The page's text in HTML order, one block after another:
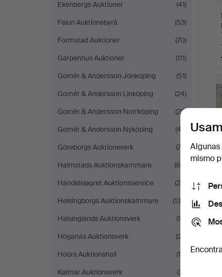
Ekenbergs Auktioner
(41)
Falun Auktionsbyrå
(53)
Formstad Auktioner
(70)
Garpenhus Auktioner
(111)
Gomér & Andersson Jönköping
(51)
Gomér & Andersson Linköping
(24)
Gomér & Andersson Norrköping
(23)
Gomér & Andersson Nyköping
(47)
Göteborgs Auktionsverk
(72)
Halmstads Auktionskammare
(88)
Handelslagret Auktionsservice
(29)
Helsingborgs Auktionskammare
(133)
Hälsinglands Auktionsverk
(18)
Höganäs Auktionsverk
(27)
Höörs Auktionshall
(19)
Kalmar Auktionsverk
(31)
Algunas
mismo